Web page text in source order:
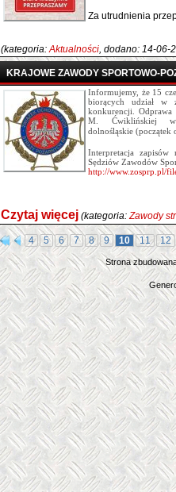
Za utrudnienia
(kategoria:Aktualności, dodano: 14-06-
KRAJOWE ZAWODY SPORTOWO-
Informujemy, że 15
biorących udział w
konkurencji.
M. Ćwiklińskiej
dolnośląskie (początek
Interpretacja zapisów
Sędziów Zawodów
http://www.zosprp.pl/
Czytaj więcej (kategoria:Zawody
4 5 6 7 8 9 10 11 12
Strona